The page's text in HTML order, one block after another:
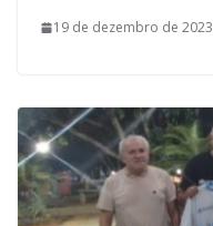
19 de dezembro de 2023